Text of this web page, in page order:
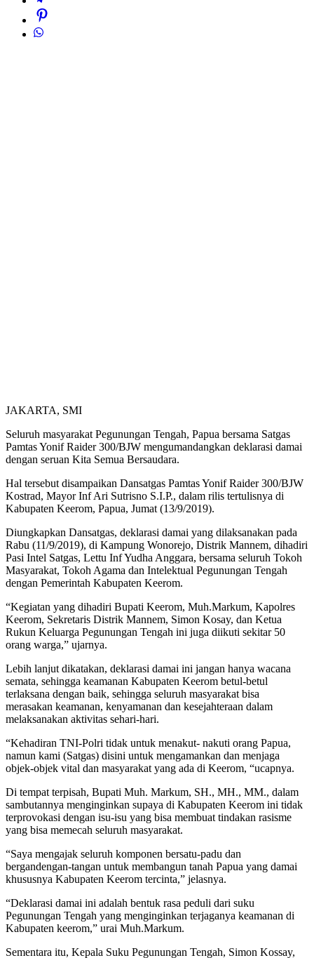
JAKARTA, SMI
Seluruh masyarakat Pegunungan Tengah, Papua bersama Satgas
Pamtas Yonif Raider 300/BJW mengumandangkan deklarasi damai
dengan seruan Kita Semua Bersaudara.
Hal tersebut disampaikan Dansatgas Pamtas Yonif Raider 300/BJW
Kostrad, Mayor Inf Ari Sutrisno S.I.P., dalam rilis tertulisnya di
Kabupaten Keerom, Papua, Jumat (13/9/2019).
Diungkapkan Dansatgas, deklarasi damai yang dilaksanakan pada
Rabu (11/9/2019), di Kampung Wonorejo, Distrik Mannem, dihadiri
Pasi Intel Satgas, Lettu Inf Yudha Anggara, bersama seluruh Tokoh
Masyarakat, Tokoh Agama dan Intelektual Pegunungan Tengah
dengan Pemerintah Kabupaten Keerom.
“Kegiatan yang dihadiri Bupati Keerom, Muh.Markum, Kapolres
Keerom, Sekretaris Distrik Mannem, Simon Kosay, dan Ketua
Rukun Keluarga Pegunungan Tengah ini juga diikuti sekitar 50
orang warga,” ujarnya.
Lebih lanjut dikatakan, deklarasi damai ini jangan hanya wacana
semata, sehingga keamanan Kabupaten Keerom betul-betul
terlaksana dengan baik, sehingga seluruh masyarakat bisa
merasakan keamanan, kenyamanan dan kesejahteraan dalam
melaksanakan aktivitas sehari-hari.
“Kehadiran TNI-Polri tidak untuk menakut- nakuti orang Papua,
namun kami (Satgas) disini untuk mengamankan dan menjaga
objek-objek vital dan masyarakat yang ada di Keerom, “ucapnya.
Di tempat terpisah, Bupati Muh. Markum, SH., MH., MM., dalam
sambutannya menginginkan supaya di Kabupaten Keerom ini tidak
terprovokasi dengan isu-isu yang bisa membuat tindakan rasisme
yang bisa memecah seluruh masyarakat.
“Saya mengajak seluruh komponen bersatu-padu dan
bergandengan-tangan untuk membangun tanah Papua yang damai
khususnya Kabupaten Keerom tercinta,” jelasnya.
“Deklarasi damai ini adalah bentuk rasa peduli dari suku
Pegunungan Tengah yang menginginkan terjaganya keamanan di
Kabupaten keerom,” urai Muh.Markum.
Sementara itu, Kepala Suku Pegunungan Tengah, Simon Kossay,